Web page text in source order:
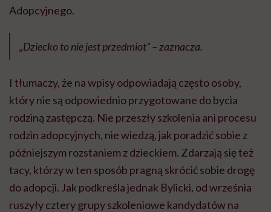
Adopcyjnego.
„Dziecko to nie jest przedmiot” – zaznacza.
I tłumaczy, że na wpisy odpowiadają często osoby,
który nie są odpowiednio przygotowane do bycia
rodziną zastępczą. Nie przeszły szkolenia ani procesu
rodzin adopcyjnych, nie wiedzą, jak poradzić sobie z
późniejszym rozstaniem z dzieckiem. Zdarzają się też
tacy, którzy w ten sposób pragną skrócić sobie drogę
do adopcji. Jak podkreśla jednak Bylicki, od września
ruszyły cztery grupy szkoleniowe kandydatów na